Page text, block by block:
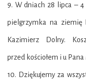
9. W dniach 28 lipca –
pielgrzymka na ziemię
Kazimierz Dolny.
przed kościołem i u
10. Dziękujemy za